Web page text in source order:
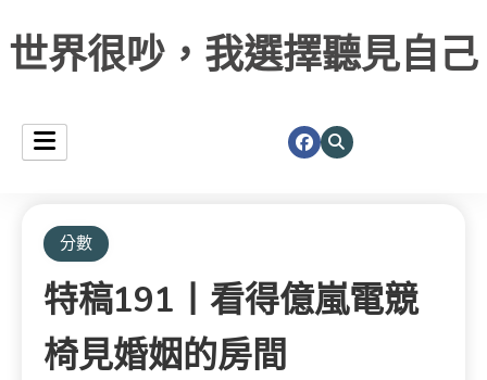
世界很吵，我選擇聽見自己
分數
特稿191丨看得億嵐電競
椅見婚姻的房間